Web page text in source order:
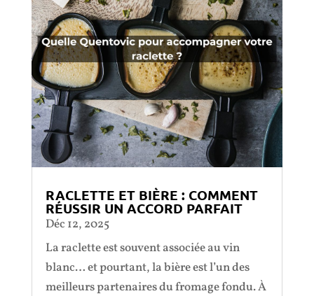
RACLETTE ET BIÈRE : COMMENT
RÉUSSIR UN ACCORD PARFAIT
Déc 12, 2025
La raclette est souvent associée au vin
blanc… et pourtant, la bière est l’un des
meilleurs partenaires du fromage fondu. À